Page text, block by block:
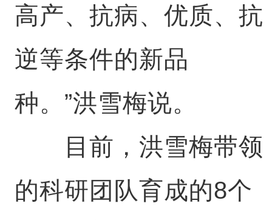
高产、抗病、优质、抗
逆等条件的新品
种。”洪雪梅说。
目前，洪雪梅带领
的科研团队育成的8个